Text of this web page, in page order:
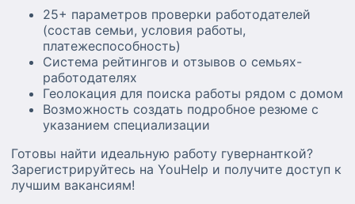
25+ параметров проверки работодателей
(состав семьи, условия работы,
платежеспособность)
Система рейтингов и отзывов о семьях-
работодателях
Геолокация для поиска работы рядом с домом
Возможность создать подробное резюме с
указанием специализации
Готовы найти идеальную работу гувернанткой?
Зарегистрируйтесь на YouHelp и получите доступ к
лучшим вакансиям!